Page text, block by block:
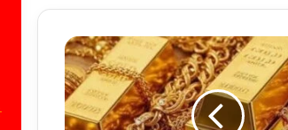
الأسواق المصرية اليوم السبت 1 أغسطس
تباين أسعار الحديد وتراجع الأسمنت في
الأسواق المصرية اليوم السبت 1 أغسطس
2026